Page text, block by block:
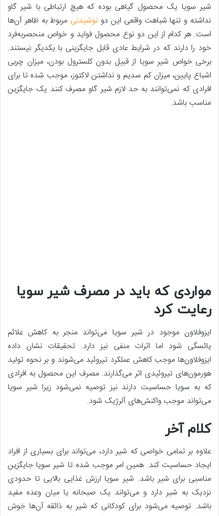
شیر سویا یک محصول گیاهی بوده که هیچ ارتباطی با شیر گاو
نداشته و تنها شباهت واقعی این دو نوشیدنی مربوط به ظاهر آن‌ها
است. هر کدام از این دو نوع محصول فواید و خواص منحصربه‌فرد
خود را دارند که در شرایط عادی قابل جایگزینی با یکدیگر نیستند.
برخی خواص شیر سویا از قبیل بدون کلسترول بودن، میزان چربی
اشباع پایین، میزان کم سدیم و نداشتن لاکتوز، موجب شده تا برای
افرادی که نمی‌توانند به حد لازم شیر گاو مصرف کنند یک جایگزین
مناسب باشد.
مواردی که باید در مصرف شیر سویا
رعایت کرد
ایزوفلاون موجود در شیر سویا می‌تواند منجر به کاهش علائم
یائسگی شود اما اثرات منفی نیز دارد. تحقیقات نشان داده
ایزوفلاون‌ها موجب کاهش عملکرد تیروئید می‌شوند و بر نحوه تولید
هورمون‌های تیروئیدی اثر می‌گذارند. مصرف این محصول به افرادی
که به سویا حساسیت دارند نیز توصیه نمی‌شود زیرا شیر سویا
می‌تواند موجب واکنش‌های آلرژیک شود.
کلام آخر
علاوه بر تمامی خواصی که شیر دارد، می‌تواند برای بسیاری از افراد
ایجاد حساسیت کند. همین امر موجب شده تا شیر سویا جایگزین
مناسبی برای شیر باشد. شیر سویا ارزش‌ غذایی بالایی تا حدودی
نزدیک به شیر دارد و می‌تواند یک صبحانه یا میان وعده مفید
باشد. توصیه می‌شود برای کودکانی که شیر به ذائقه آن‌ها خوش